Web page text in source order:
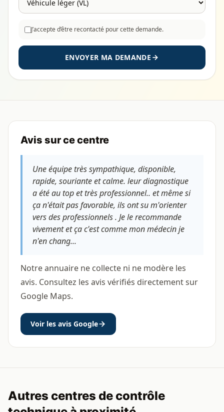
J’accepte d’être recontacté pour cette demande.
ENVOYER MA DEMANDE
Avis sur ce centre
Une équipe très sympathique, disponible,
rapide, souriante et calme. leur diagnostique
a été au top et très professionnel.. et même si
ça n'était pas favorable, ils ont su m'orienter
vers des professionnels . Je le recommande
vivement et ça c'est comme mon médecin je
n'en chang...
Notre annuaire ne collecte ni ne modère les
avis. Consultez les avis vérifiés directement sur
Google Maps.
Voir les avis Google
Autres centres de contrôle